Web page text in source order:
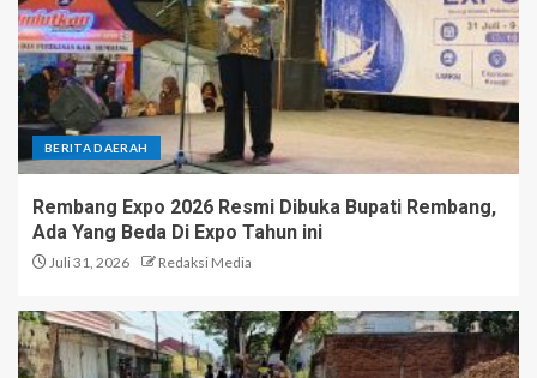
BERITA DAERAH
Rembang Expo 2026 Resmi Dibuka Bupati Rembang,
Ada Yang Beda Di Expo Tahun ini
Juli 31, 2026 Redaksi Media